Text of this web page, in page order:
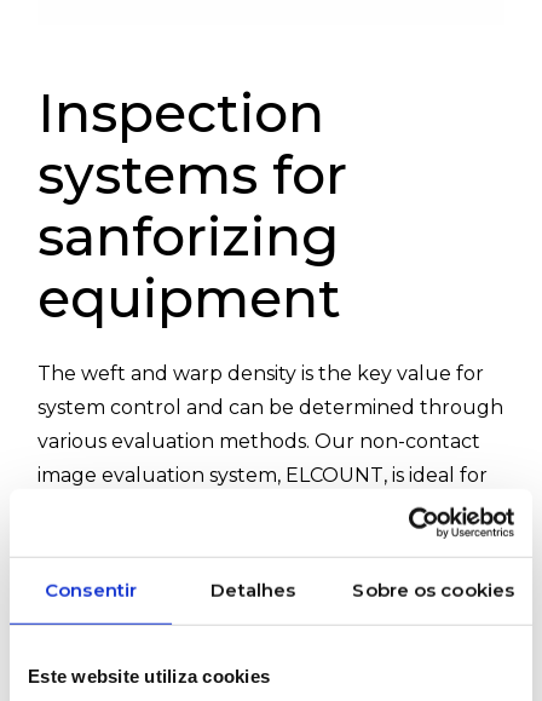
Consentir Detalhes Sobre os cookies
Este website utiliza cookies
Inspection
systems for
sanforizing
equipment
The weft and warp density is the key value for
system control and can be determined through
various evaluation methods. Our non-contact
image evaluation system, ELCOUNT, is ideal for
this purpose. To calculate the density, no
particularly suitable for laboratory use, while